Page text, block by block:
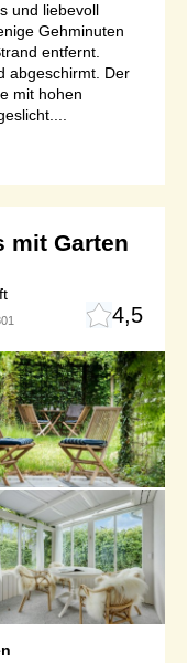
und liebevoll
Gehminuten
entfernt.
abgeschirmt. Der
mit hohen
mit Garten
4,5